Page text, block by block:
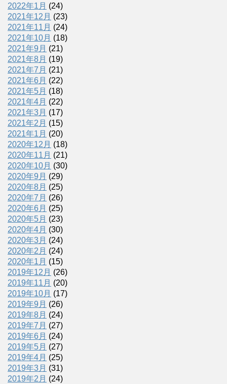
2022年1月 (24)
2021年12月 (23)
2021年11月 (24)
2021年10月 (18)
2021年9月 (21)
2021年8月 (19)
2021年7月 (21)
2021年6月 (22)
2021年5月 (18)
2021年4月 (22)
2021年3月 (17)
2021年2月 (15)
2021年1月 (20)
2020年12月 (18)
2020年11月 (21)
2020年10月 (30)
2020年9月 (29)
2020年8月 (25)
2020年7月 (26)
2020年6月 (25)
2020年5月 (23)
2020年4月 (30)
2020年3月 (24)
2020年2月 (24)
2020年1月 (15)
2019年12月 (26)
2019年11月 (20)
2019年10月 (17)
2019年9月 (26)
2019年8月 (24)
2019年7月 (27)
2019年6月 (24)
2019年5月 (27)
2019年4月 (25)
2019年3月 (31)
2019年2月 (24)